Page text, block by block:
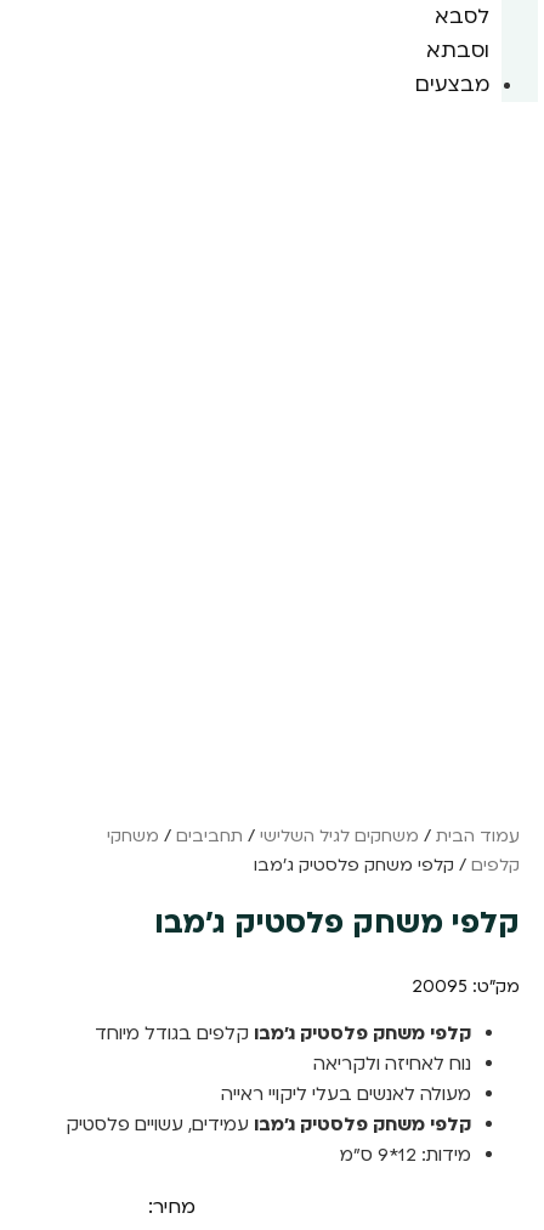
לסבא
וסבתא
מבצעים
עמוד הבית / משחקים לגיל השלישי / תחביבים / משחקי
קלפים / קלפי משחק פלסטיק ג'מבו
קלפי משחק פלסטיק ג'מבו
מק"ט: 20095
קלפי משחק פלסטיק ג'מבו קלפים בגודל מיוחד
נוח לאחיזה ולקריאה
מעולה לאנשים בעלי ליקויי ראייה
קלפי משחק פלסטיק ג'מבו עמידים, עשויים פלסטיק
מידות: 12*9 ס״מ
מחיר: